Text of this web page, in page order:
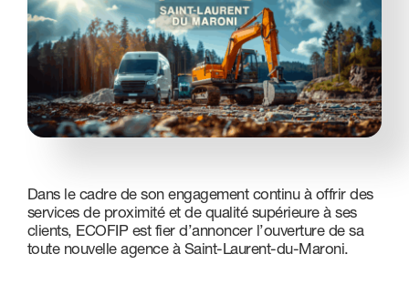
Nous contacter
Dans le cadre de son engagement continu à offrir des
services de proximité et de qualité supérieure à ses
clients, ECOFIP est fier d’annoncer l’ouverture de sa
toute nouvelle agence à Saint-Laurent-du-Maroni.